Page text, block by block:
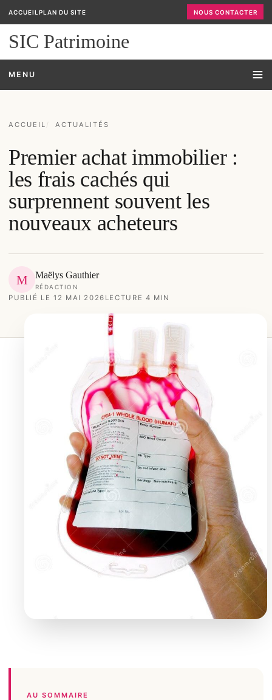
ACCUEIL PLAN DU SITE NOUS CONTACTER
SIC Patrimoine
MENU
ACCUEIL ACTUALITÉS
Premier achat immobilier :
les frais cachés qui
surprennent souvent les
nouveaux acheteurs
M Maëlys Gauthier
RÉDACTION
PUBLIÉ LE 12 MAI 2026 LECTURE 4 MIN
AU SOMMAIRE